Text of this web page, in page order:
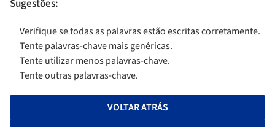
Sugestões:
Verifique se todas as palavras estão escritas corretamente.
Tente palavras-chave mais genéricas.
Tente utilizar menos palavras-chave.
Tente outras palavras-chave.
VOLTAR ATRÁS